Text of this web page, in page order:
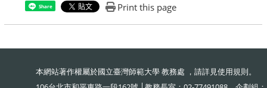
Share Print this page
本網站著作權屬於國立臺灣師範大學 教務處 ，請詳見使用規則。